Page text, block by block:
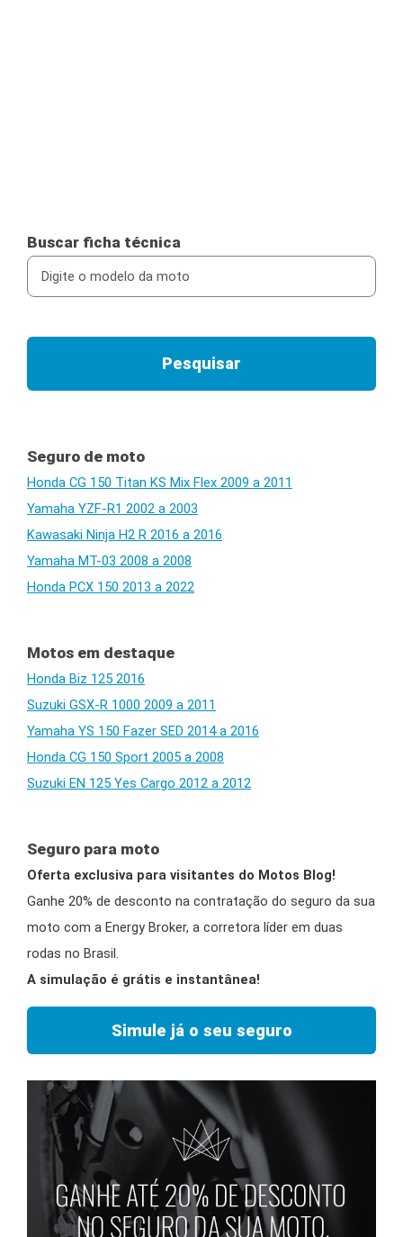
Buscar ficha técnica
Seguro de moto
Honda CG 150 Titan KS Mix Flex 2009 a 2011
Yamaha YZF-R1 2002 a 2003
Kawasaki Ninja H2 R 2016 a 2016
Yamaha MT-03 2008 a 2008
Honda PCX 150 2013 a 2022
Motos em destaque
Honda Biz 125 2016
Suzuki GSX-R 1000 2009 a 2011
Yamaha YS 150 Fazer SED 2014 a 2016
Honda CG 150 Sport 2005 a 2008
Suzuki EN 125 Yes Cargo 2012 a 2012
Seguro para moto
Oferta exclusiva para visitantes do Motos Blog!
Ganhe 20% de desconto na contratação do seguro da sua
moto com a Energy Broker, a corretora líder em duas
rodas no Brasil.
A simulação é grátis e instantânea!
Simule já o seu seguro